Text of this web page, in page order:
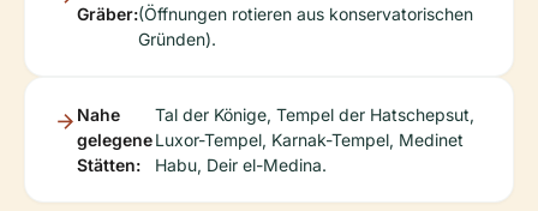
Gräber:(Öffnungen rotieren aus konservatorischen
Gründen).
Nahe
gelegene
Stätten:
Tal der Könige, Tempel der Hatschepsut,
Luxor-Tempel, Karnak-Tempel, Medinet
Habu, Deir el-Medina.